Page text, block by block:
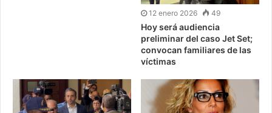
12 enero 2026 49
Hoy será audiencia
preliminar del caso Jet Set;
convocan familiares de las
víctimas